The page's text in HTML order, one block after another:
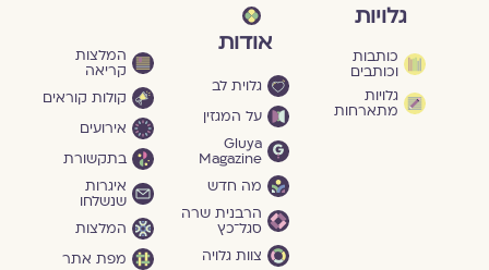
גלויות
כותבות
וכותבים
גלויות
מתארחות
אודות
גלוית לב
על המגזין
Gluya
Magazine
מה חדש
הרבנית שרה
סגל־כץ
צוות גלויה
המלצות
קריאה
קולות קוראים
אירועים
בתקשורת
איגרות
שנשלחו
המלצות
מפת אתר